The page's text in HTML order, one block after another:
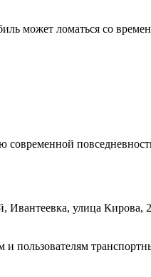
может ломаться со
Ивантеевка, улица Кирова,
и пользователям